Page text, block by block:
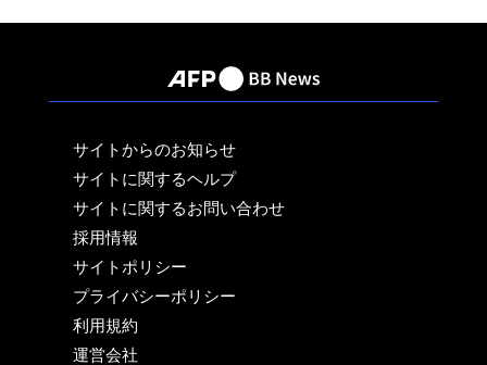
サイトからのお知らせ
サイトに関するヘルプ
サイトに関するお問い合わせ
採用情報
サイトポリシー
プライバシーポリシー
利用規約
運営会社